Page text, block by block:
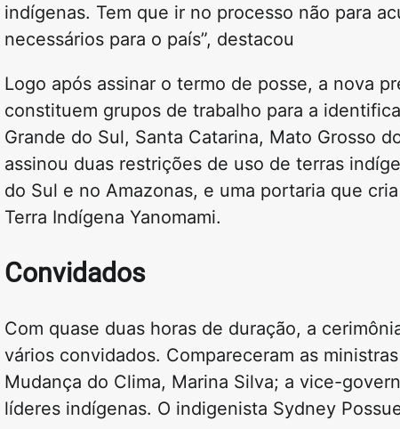
indígenas. Tem que ir no processo não para
necessários para o país”, destacou
Logo após assinar o termo de posse, a nova
constituem grupos de trabalho para a
Grande do Sul, Santa Catarina, Mato Grosso
assinou duas restrições de uso de terras
do Sul e no Amazonas, e uma portaria que
Terra Indígena Yanomami.
Convidados
Com quase duas horas de duração, a
vários convidados. Compareceram as
Mudança do Clima, Marina Silva; a vice-
líderes indígenas. O indigenista Sydney